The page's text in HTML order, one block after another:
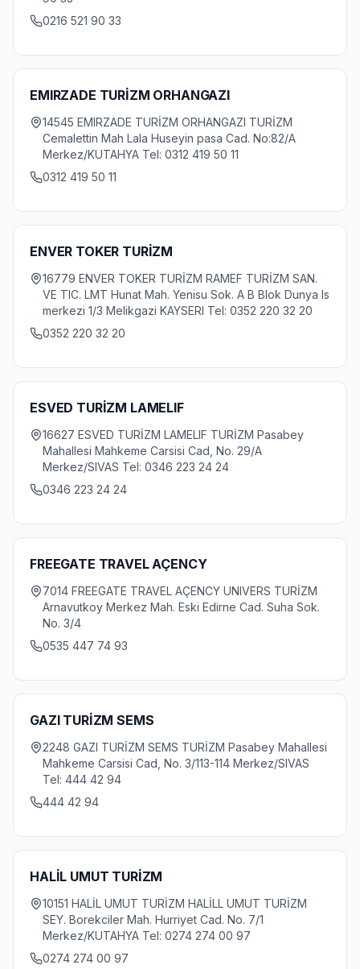
0216 521 90 33
EMIRZADE TURİZM ORHANGAZI
14545 EMIRZADE TURİZM ORHANGAZI TURİZM
Cemalettin Mah Lala Huseyin pasa Cad. No:82/A
Merkez/KUTAHYA Tel: 0312 419 50 11
0312 419 50 11
ENVER TOKER TURİZM
16779 ENVER TOKER TURİZM RAMEF TURİZM SAN.
VE TIC. LMT Hunat Mah. Yenisu Sok. A B Blok Dunya Is
merkezi 1/3 Melikgazi KAYSERI Tel: 0352 220 32 20
0352 220 32 20
ESVED TURİZM LAMELIF
16627 ESVED TURİZM LAMELIF TURİZM Pasabey
Mahallesi Mahkeme Carsisi Cad, No. 29/A
Merkez/SIVAS Tel: 0346 223 24 24
0346 223 24 24
FREEGATE TRAVEL AÇENCY
7014 FREEGATE TRAVEL AÇENCY UNIVERS TURİZM
Arnavutkoy Merkez Mah. Eski Edirne Cad. Suha Sok.
No. 3/4
0535 447 74 93
GAZI TURİZM SEMS
2248 GAZI TURİZM SEMS TURİZM Pasabey Mahallesi
Mahkeme Carsisi Cad, No. 3/113-114 Merkez/SIVAS
Tel: 444 42 94
444 42 94
HALİL UMUT TURİZM
10151 HALİL UMUT TURİZM HALİLL UMUT TURİZM
SEY. Borekciler Mah. Hurriyet Cad. No. 7/1
Merkez/KUTAHYA Tel: 0274 274 00 97
0274 274 00 97